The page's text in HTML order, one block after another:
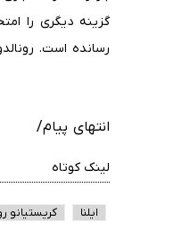
گزینه دیگری را
رسانده است.
انتهای پیام/
لینک کوتاه
ایلنا کریستیانو